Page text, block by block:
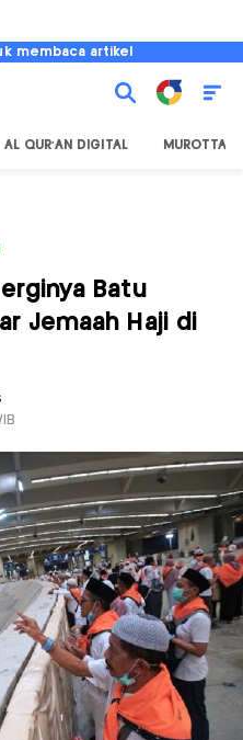
membaca artikel
AL QUR'AN DIGITAL MUROTTAL
Batu
Jemaah Haji di